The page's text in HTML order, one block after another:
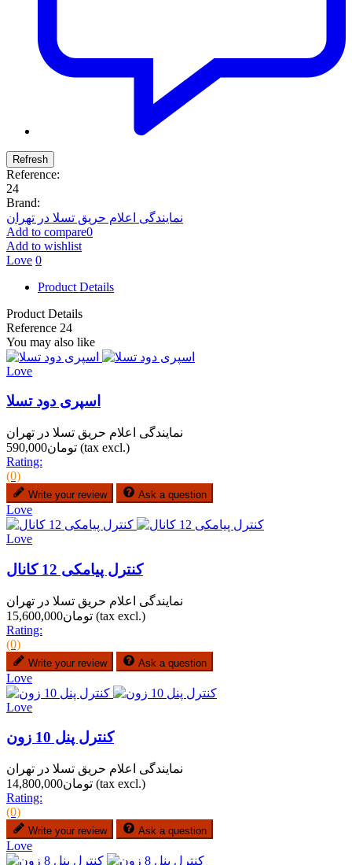
Reference:
24
Brand:
نمایندگی اعلام حریق تسلا در تهران
Add to compare0
Add to wishlist
Love 0
Product Details
Product Details
Reference 24
You may also like
Love
اسپری دود تسلا
نمایندگی اعلام حریق تسلا در تهران
تومان590,000 (tax excl.)
Rating:
(0)
Write your review Ask a question
Love
Love
کنترل پیامکی 12 کانال
نمایندگی اعلام حریق تسلا در تهران
تومان15,600,000 (tax excl.)
Rating:
(0)
Write your review Ask a question
Love
Love
کنترل پنل 10 زون
نمایندگی اعلام حریق تسلا در تهران
تومان14,800,000 (tax excl.)
Rating:
(0)
Write your review Ask a question
Love